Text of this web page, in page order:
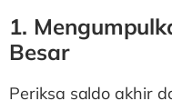
1.
Besar
Periksa saldo akhir